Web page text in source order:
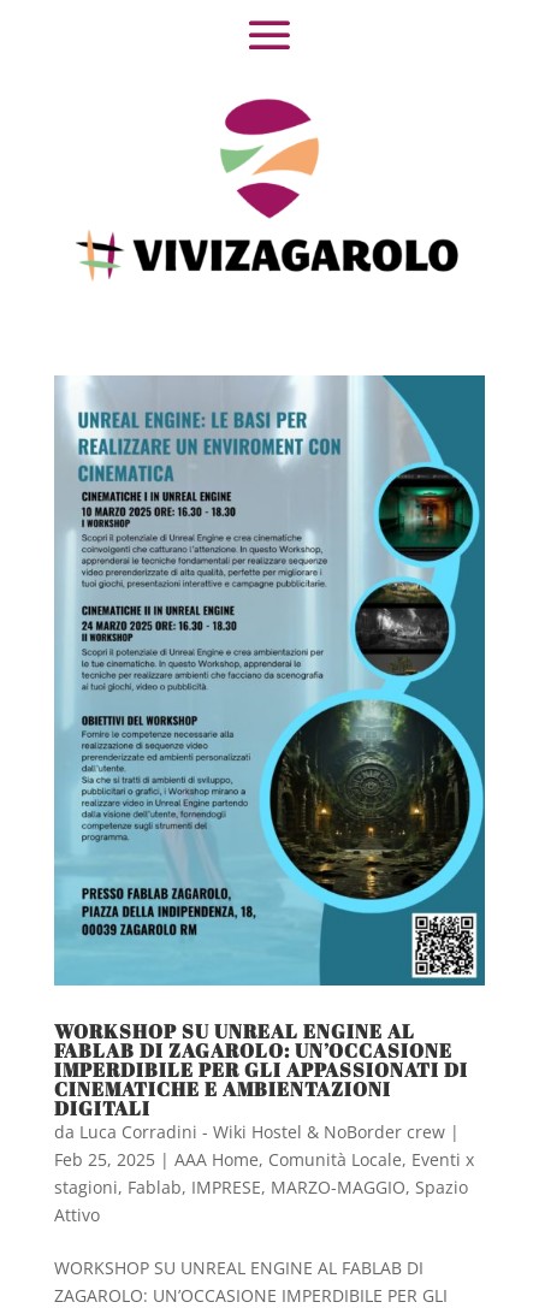
WORKSHOP SU UNREAL ENGINE AL
FABLAB DI ZAGAROLO: UN’OCCASIONE
IMPERDIBILE PER GLI APPASSIONATI DI
CINEMATICHE E AMBIENTAZIONI
DIGITALI
da Luca Corradini - Wiki Hostel & NoBorder crew|
Feb 25, 2025| AAA Home, Comunità Locale, Eventi x
stagioni, Fablab, IMPRESE, MARZO-MAGGIO, Spazio
Attivo
WORKSHOP SU UNREAL ENGINE AL FABLAB DI
ZAGAROLO: UN’OCCASIONE IMPERDIBILE PER GLI